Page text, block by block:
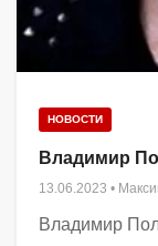
НОВОСТИ
Владимир
13.06.2023 •
Владимир